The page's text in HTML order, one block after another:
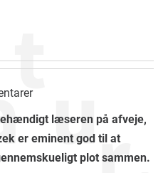
læseren på afveje,
er eminent god til at
plot sammen.